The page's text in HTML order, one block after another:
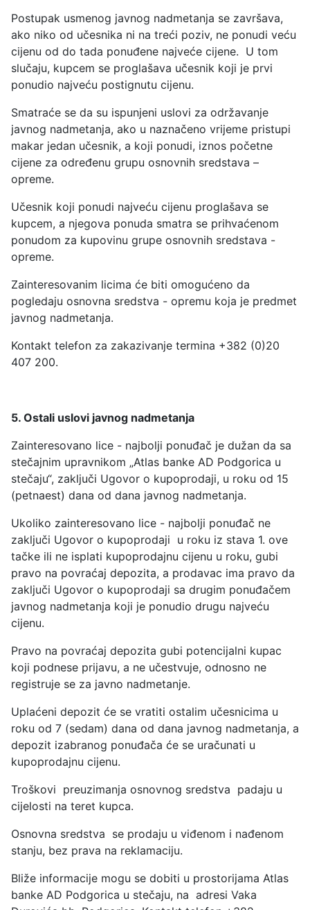
Postupak usmenog javnog nadmetanja se završava,
ako niko od učesnika ni na treći poziv, ne ponudi veću
cijenu od do tada ponuđene najveće cijene. U tom
slučaju, kupcem se proglašava učesnik koji je prvi
ponudio najveću postignutu cijenu.
Smatraće se da su ispunjeni uslovi za održavanje
javnog nadmetanja, ako u naznačeno vrijeme pristupi
makar jedan učesnik, a koji ponudi, iznos početne
cijene za određenu grupu osnovnih sredstava –
opreme.
Učesnik koji ponudi najveću cijenu proglašava se
kupcem, a njegova ponuda smatra se prihvaćenom
ponudom za kupovinu grupe osnovnih sredstava -
opreme.
Zainteresovanim licima će biti omogućeno da
pogledaju osnovna sredstva - opremu koja je predmet
javnog nadmetanja.
Kontakt telefon za zakazivanje termina +382 (0)20
407 200.
5. Ostali uslovi javnog nadmetanja
Zainteresovano lice - najbolji ponuđač je dužan da sa
stečajnim upravnikom „Atlas banke AD Podgorica u
stečaju“, zaključi Ugovor o kupoprodaji, u roku od 15
(petnaest) dana od dana javnog nadmetanja.
Ukoliko zainteresovano lice - najbolji ponuđač ne
zaključi Ugovor o kupoprodaji u roku iz stava 1. ove
tačke ili ne isplati kupoprodajnu cijenu u roku, gubi
pravo na povraćaj depozita, a prodavac ima pravo da
zaključi Ugovor o kupoprodaji sa drugim ponuđačem
javnog nadmetanja koji je ponudio drugu najveću
cijenu.
Pravo na povraćaj depozita gubi potencijalni kupac
koji podnese prijavu, a ne učestvuje, odnosno ne
registruje se za javno nadmetanje.
Uplaćeni depozit će se vratiti ostalim učesnicima u
roku od 7 (sedam) dana od dana javnog nadmetanja, a
depozit izabranog ponuđača će se uračunati u
kupoprodajnu cijenu.
Troškovi preuzimanja osnovnog sredstva padaju u
cijelosti na teret kupca.
Osnovna sredstva se prodaju u viđenom i nađenom
stanju, bez prava na reklamaciju.
Bliže informacije mogu se dobiti u prostorijama Atlas
banke AD Podgorica u stečaju, na adresi Vaka